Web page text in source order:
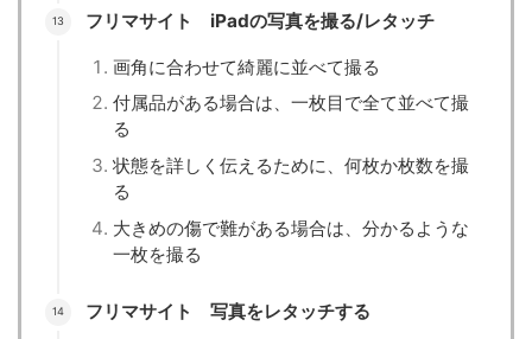
フリマサイト iPadの写真を撮る/レタッチ
画角に合わせて綺麗に並べて撮る
付属品がある場合は、一枚目で全て並べて撮
る
状態を詳しく伝えるために、何枚か枚数を撮
る
大きめの傷で難がある場合は、分かるような
一枚を撮る
フリマサイト 写真をレタッチする